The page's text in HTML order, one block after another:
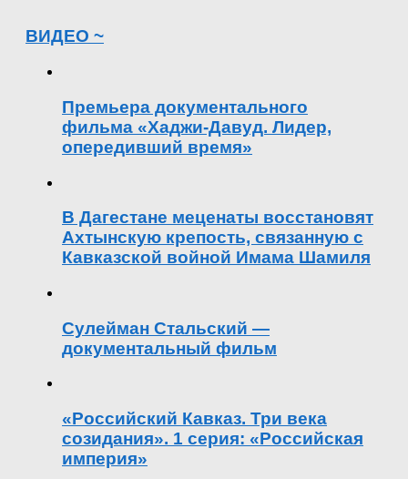
ВИДЕО ~
Премьера документального
фильма «Хаджи-Давуд. Лидер,
опередивший время»
В Дагестане меценаты восстановят
Ахтынскую крепость, связанную с
Кавказской войной Имама Шамиля
Сулейман Стальский —
документальный фильм
«Российский Кавказ. Три века
созидания». 1 серия: «Российская
империя»